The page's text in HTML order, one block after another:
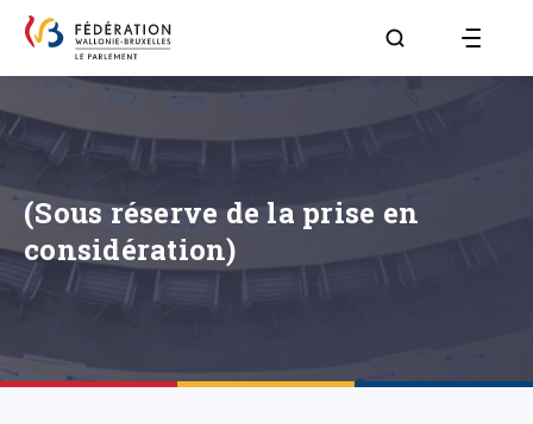
Aller à la page
(Sous réserve de la prise en
considération)